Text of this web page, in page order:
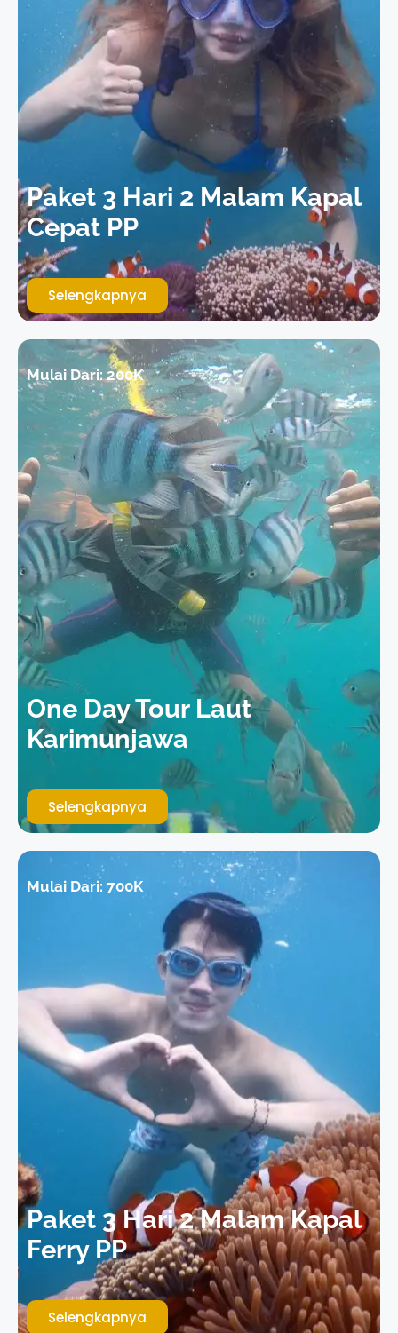
Paket 3 Hari 2 Malam Kapal
Cepat PP
Selengkapnya
Mulai Dari:200K
One Day Tour Laut
Karimunjawa
Selengkapnya
Mulai Dari: 700K
Paket 3 Hari 2 Malam Kapal
Ferry PP
Selengkapnya